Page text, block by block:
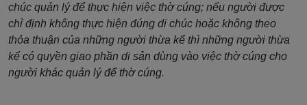
chúc quản lý để thực hiện việc thờ cúng; nếu người được
chỉ định không thực hiện đúng di chúc hoặc không theo
thỏa thuận của những người thừa kế thì những người thừa
kế có quyền giao phần di sản dùng vào việc thờ cúng cho
người khác quản lý để thờ cúng.